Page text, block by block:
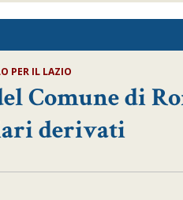
PER IL LAZIO
Comune di
derivati